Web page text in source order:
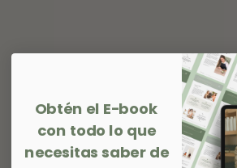
Obtén el E-book
con todo lo que
necesitas saber de